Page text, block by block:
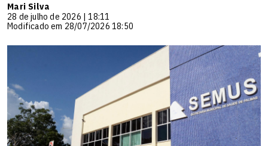
Mari Silva
28 de julho de 2026 | 18:11
Modificado em 28/07/2026 18:50